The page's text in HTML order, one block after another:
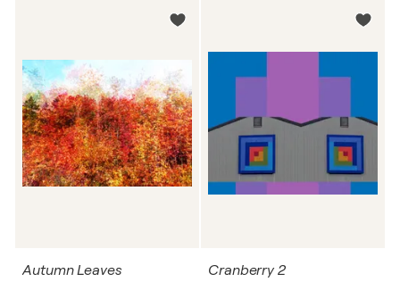
Autumn Leaves Cranberry 2